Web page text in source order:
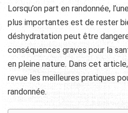
Lorsqu’on part en randonnée,
plus importantes est de rester
déshydratation peut être
conséquences graves pour la
en pleine nature. Dans cet
revue les meilleures pratiques
randonnée.